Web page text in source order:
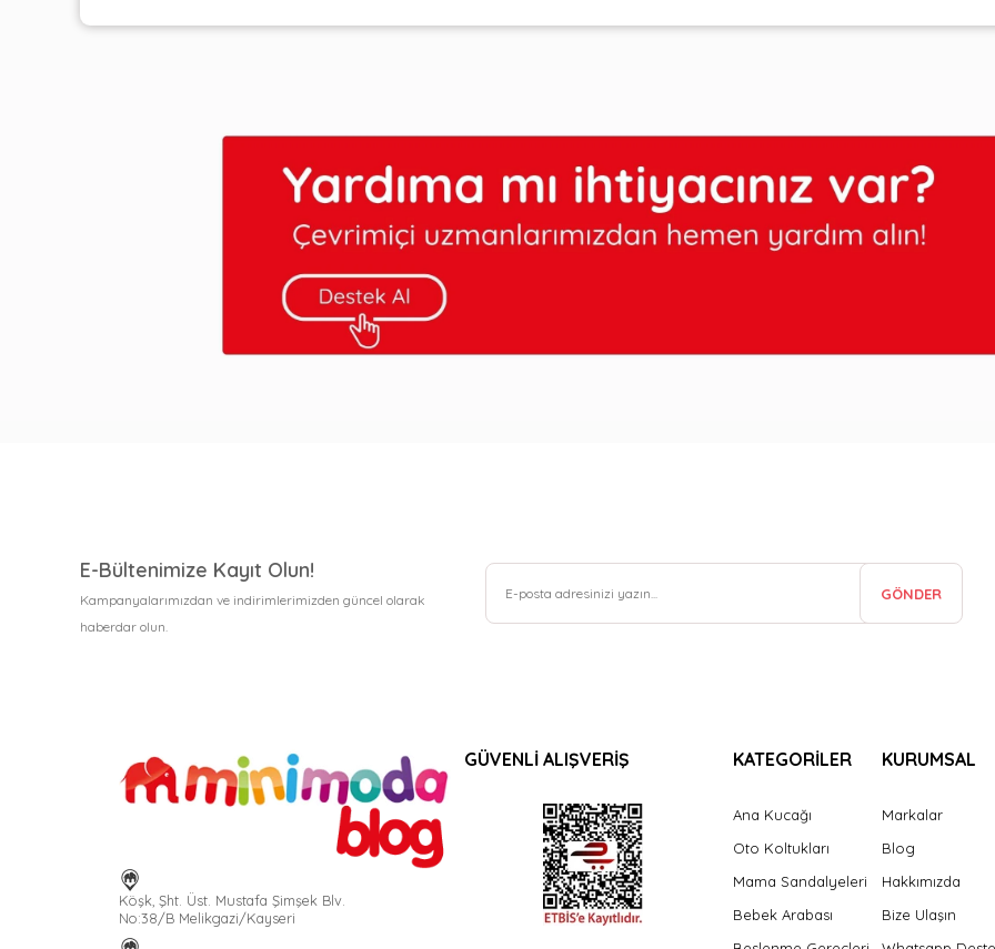
E-Bültenimize Kayıt Olun!
Kampanyalarımızdan ve indirimlerimizden güncel olarak
haberdar olun.
GÖNDER
Köşk, Şht. Üst. Mustafa Şimşek Blv.
No:38/B Melikgazi/Kayseri
GÜVENLİ ALIŞVERİŞ KATEGORİLER
Ana Kucağı
Oto Koltukları
Mama Sandalyeleri
Bebek Arabası
KURUMSAL
Markalar
Blog
Hakkımızda
Bize Ulaşın